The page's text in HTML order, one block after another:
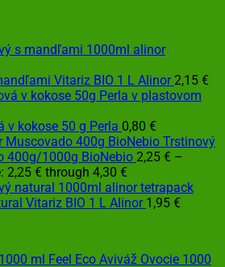
Vitariz BIO 1 L Alinor 2,15 €
v kokose 50 g Perla 0,80 €
Trstinový
400g/1000g BioNebio 2,25 € –
2,25 € through 4,30 €
Vitariz BIO 1 L Alinor 1,95 €
Aviváž Ovocie 1000